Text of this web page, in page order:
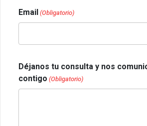
Email (Obligatorio)
Déjanos tu consulta y nos
contigo (Obligatorio)